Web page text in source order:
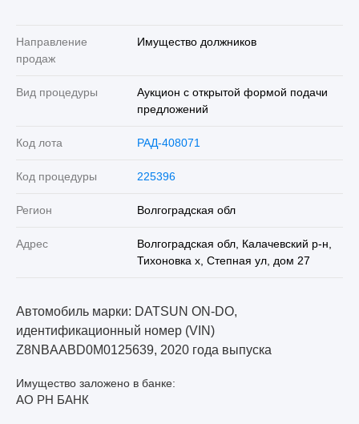
Направление
продаж
Имущество должников
Вид процедуры
Аукцион с открытой формой подачи
предложений
Код лота РАД-408071
Код процедуры 225396
Регион Волгоградская обл
Адрес
Волгоградская обл, Калачевский р-н,
Тихоновка х, Степная ул, дом 27
Автомобиль марки: DATSUN ON-DO,
идентификационный номер (VIN)
Z8NBAABD0M0125639, 2020 года выпуска
Имущество заложено в банке:
АО РН БАНК